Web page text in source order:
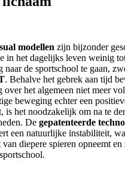
modellen zijn bijzonder
in het dagelijks leven weinig
naar de sportschool te gaan,
. Behalve het gebrek aan tijd
over het algemeen niet meer
beweging echter een
is het noodzakelijk om na te
De gepatenteerde
een natuurlijke instabiliteit,
diepere spieren opneemt en